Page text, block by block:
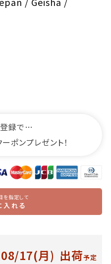
録で…
ーポンプレゼント！
を指定して
入れる
08/17(月) 出荷予定